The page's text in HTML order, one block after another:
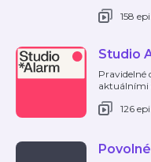
158
Studio
Pravidelné
aktuálními
126